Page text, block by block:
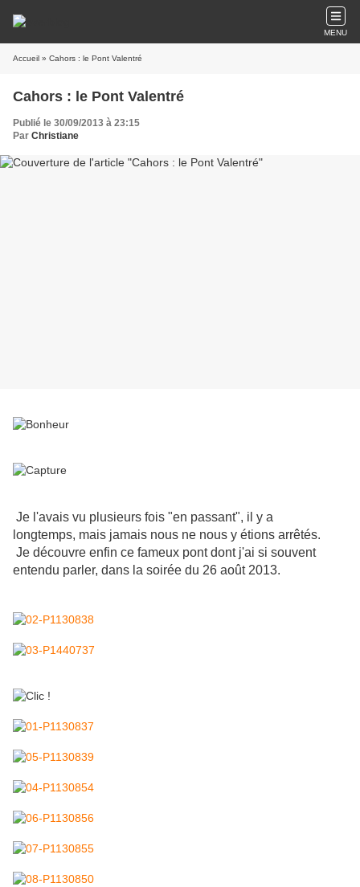
MENU
Accueil » Cahors : le Pont Valentré
Cahors : le Pont Valentré
Publié le 30/09/2013 à 23:15
Par Christiane
Je l'avais vu plusieurs fois "en passant", il y a
longtemps, mais jamais nous ne nous y étions arrêtés.
Je découvre enfin ce fameux pont dont j'ai si souvent
entendu parler, dans la soirée du 26 août 2013.